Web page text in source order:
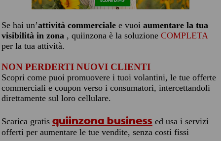
Se hai un’attività commerciale e vuoi aumentare la tua
visibilità in zona , quiinzona è la soluzione COMPLETA
per la tua attività.
NON PERDERTI NUOVI CLIENTI
Scopri come puoi promuovere i tuoi volantini, le tue offerte
commerciali e coupon verso i consumatori, intercettandoli
direttamente sul loro cellulare.
Scarica gratis quiinzona business ed usa i servizi
offerti per aumentare le tue vendite, senza costi fissi